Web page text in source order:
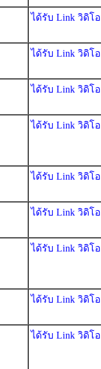
ได้รับ Link วิดิโอ
ได้รับ Link วิดิโอ
ได้รับ Link วิดิโอ
ได้รับ Link วิดิโอ
ได้รับ Link วิดิโอ
ได้รับ Link วิดิโอ
ได้รับ Link วิดิโอ
ได้รับ Link วิดิโอ
ได้รับ Link วิดิโอ